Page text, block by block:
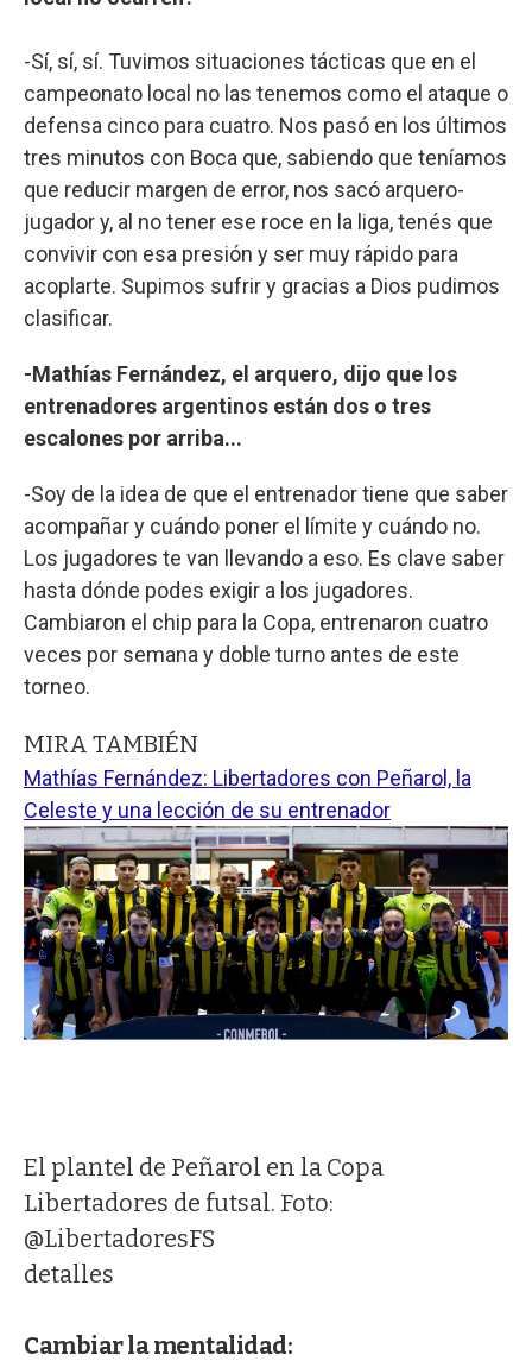
-Sí, sí, sí. Tuvimos situaciones tácticas que en el
campeonato local no las tenemos como el ataque o
defensa cinco para cuatro. Nos pasó en los últimos
tres minutos con Boca que, sabiendo que teníamos
que reducir margen de error, nos sacó arquero-
jugador y, al no tener ese roce en la liga, tenés que
convivir con esa presión y ser muy rápido para
acoplarte. Supimos sufrir y gracias a Dios pudimos
clasificar.
-Mathías Fernández, el arquero, dijo que los
entrenadores argentinos están dos o tres
escalones por arriba...
-Soy de la idea de que el entrenador tiene que saber
acompañar y cuándo poner el límite y cuándo no.
Los jugadores te van llevando a eso. Es clave saber
hasta dónde podes exigir a los jugadores.
Cambiaron el chip para la Copa, entrenaron cuatro
veces por semana y doble turno antes de este
torneo.
MIRA TAMBIÉN
Mathías Fernández: Libertadores con Peñarol, la
Celeste y una lección de su entrenador
El plantel de Peñarol en la Copa
Libertadores de futsal. Foto:
@LibertadoresFS
detalles
Cambiar la mentalidad: